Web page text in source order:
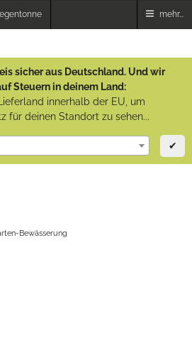
mehr...
sicher aus Deutschland. Und wir
Steuern in deinem Land:
innerhalb der EU, um
für deinen Standort zu sehen...
✔
Bewässerung